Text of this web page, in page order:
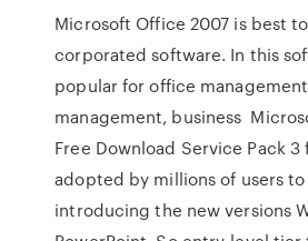
Microsoft Office 2007 is best
corporated software. In this
popular for office
management, business
Free Download Service Pack 3
adopted by millions of users
introducing the new versions